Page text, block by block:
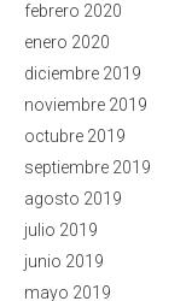
febrero 2020
enero 2020
diciembre 2019
noviembre 2019
octubre 2019
septiembre 2019
agosto 2019
julio 2019
junio 2019
mayo 2019